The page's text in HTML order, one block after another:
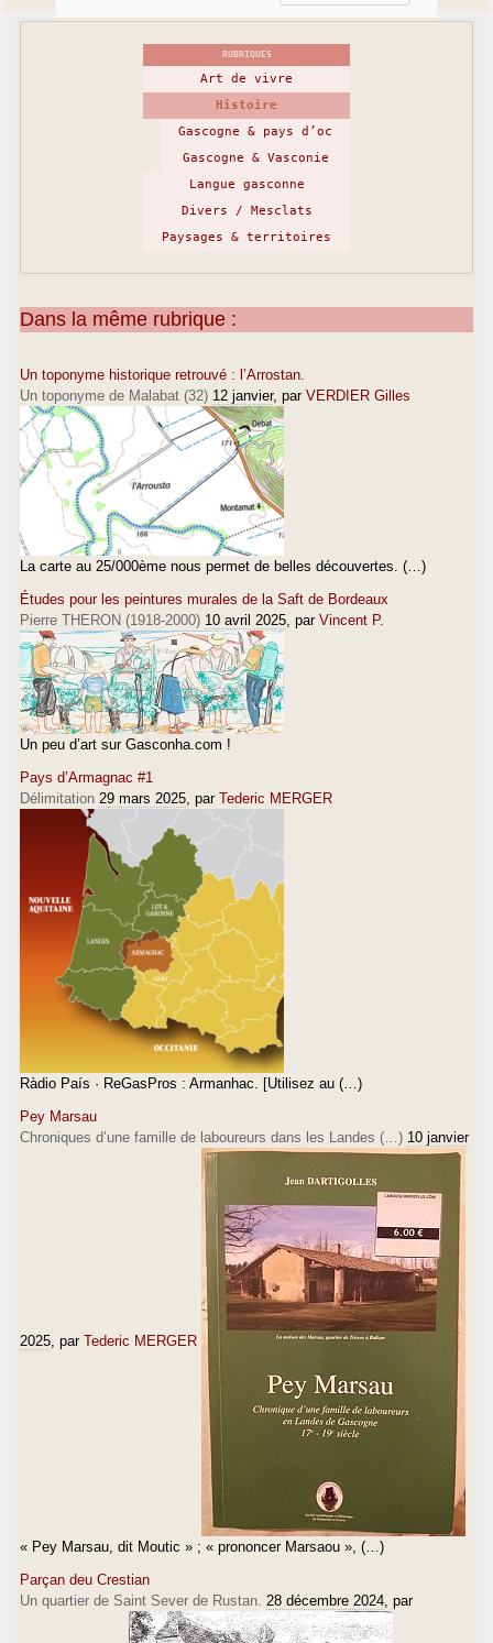
RUBRIQUES
Art de vivre
Histoire
Gascogne & pays d’oc
Gascogne & Vasconie
Langue gasconne
Divers / Mesclats
Paysages & territoires
Dans la même rubrique :
Un toponyme historique retrouvé : l’Arrostan.
Un toponyme de Malabat (32) 12 janvier, par VERDIER Gilles
La carte au 25/000ème nous permet de belles découvertes. (…)
Études pour les peintures murales de la Saft de Bordeaux
Pierre THERON (1918-2000) 10 avril 2025 , par Vincent P.
Un peu d’art sur Gasconha.com !
Pays d’Armagnac #1
Délimitation 29 mars 2025 , par Tederic MERGER
Ràdio País · ReGasPros : Armanhac. [Utilisez au (…)
Pey Marsau
Chroniques d’une famille de laboureurs dans les Landes (…) 10 janvier
2025 , par Tederic MERGER
« Pey Marsau, dit Moutic » ; « prononcer Marsaou », (…)
Parçan deu Crestian
Un quartier de Saint Sever de Rustan. 28 décembre 2024 , par